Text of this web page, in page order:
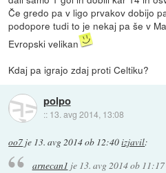
Če gredo pa v ligo prvakov dobijo
podopore tudi to je nekaj pa še v
Evropski velikan
Kdaj pa igrajo zdaj proti Celtiku?
polpo
:: 13. avg 2014, 13:08
oo7 je 13. avg 2014 ob 12:40izjavil:
arnecan1 je 13. avg 2014 ob 11:17